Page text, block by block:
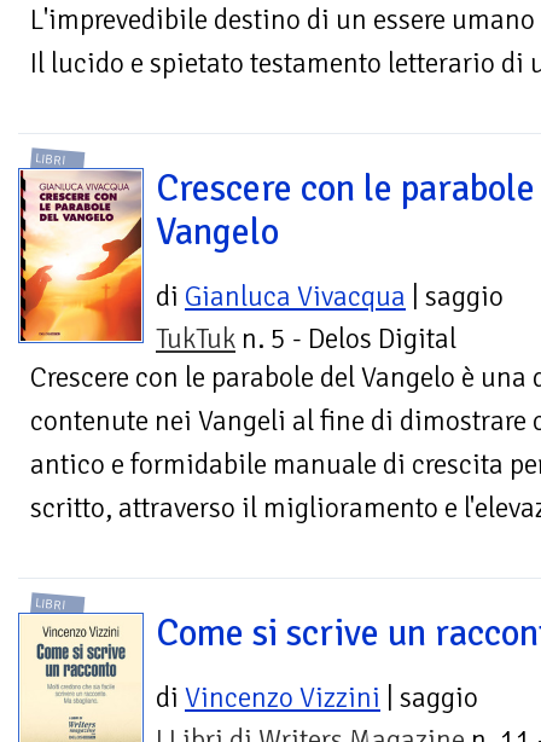
L'imprevedibile destino di un essere
Il lucido e spietato testamento letterario di
LIBRI
Crescere con le
Vangelo
di Gianluca Vivacqua | saggio
TukTuk n. 5 - Delos Digital
Crescere con le parabole del Vangelo è
contenute nei Vangeli al fine di dimostrare
antico e formidabile manuale di crescita
scritto, attraverso il miglioramento e
LIBRI
Come si scrive un
di Vincenzo Vizzini | saggio